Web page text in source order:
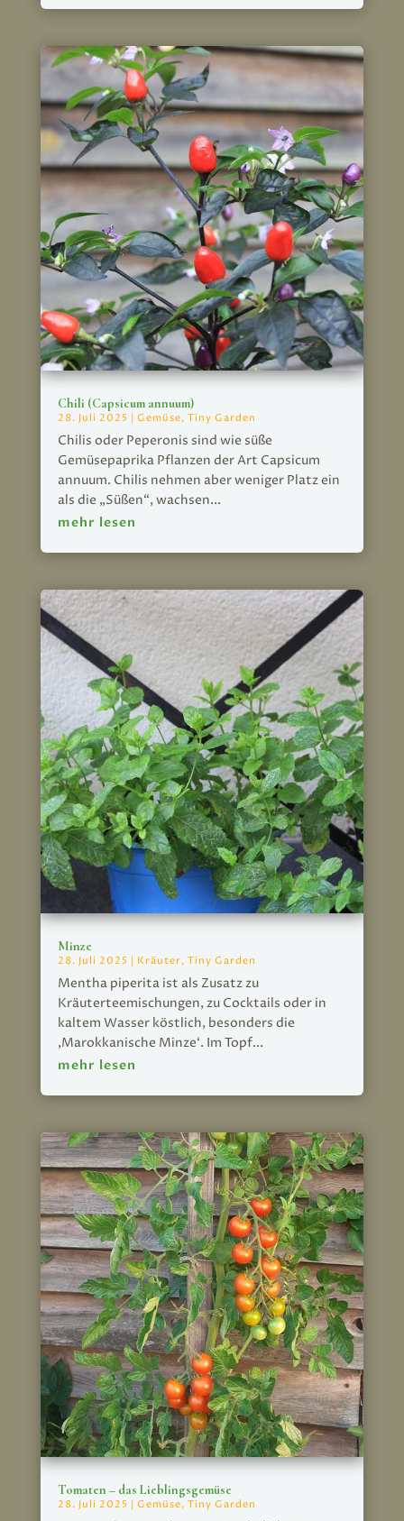
Chili (Capsicum annuum)
28. Juli 2025 | Gemüse, Tiny Garden
Chilis oder Peperonis sind wie süße
Gemüsepaprika Pflanzen der Art Capsicum
annuum. Chilis nehmen aber weniger Platz ein
als die „Süßen“, wachsen...
mehr lesen
Minze
28. Juli 2025 | Kräuter, Tiny Garden
Mentha piperita ist als Zusatz zu
Kräuterteemischungen, zu Cocktails oder in
kaltem Wasser köstlich, besonders die
‚Marokkanische Minze‘. Im Topf...
mehr lesen
Tomaten – das Lieblingsgemüse
28. Juli 2025 | Gemüse, Tiny Garden